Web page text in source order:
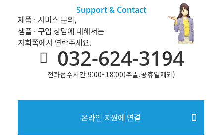
Support & Contact
제품 · 서비스 문의,
샘플 · 구입 상담에 대해서는
저희쪽에서 연락주세요.
032-624-3194
전화접수시간 9:00~18:00(주말,공휴일제외)
온라인 지원에 연결